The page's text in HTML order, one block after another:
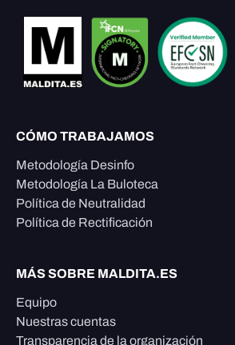
CÓMO TRABAJAMOS
Metodología Desinfo
Metodología La Buloteca
Política de Neutralidad
Política de Rectificación
MÁS SOBRE MALDITA.ES
Equipo
Nuestras cuentas
Transparencia de la organización